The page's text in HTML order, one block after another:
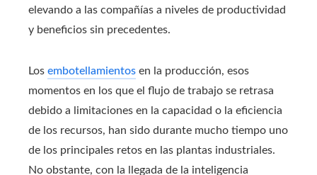
elevando a las compañías a niveles de productividad
y beneficios sin precedentes.
Los embotellamientos en la producción, esos
momentos en los que el flujo de trabajo se retrasa
debido a limitaciones en la capacidad o la eficiencia
de los recursos, han sido durante mucho tiempo uno
de los principales retos en las plantas industriales.
No obstante, con la llegada de la inteligencia